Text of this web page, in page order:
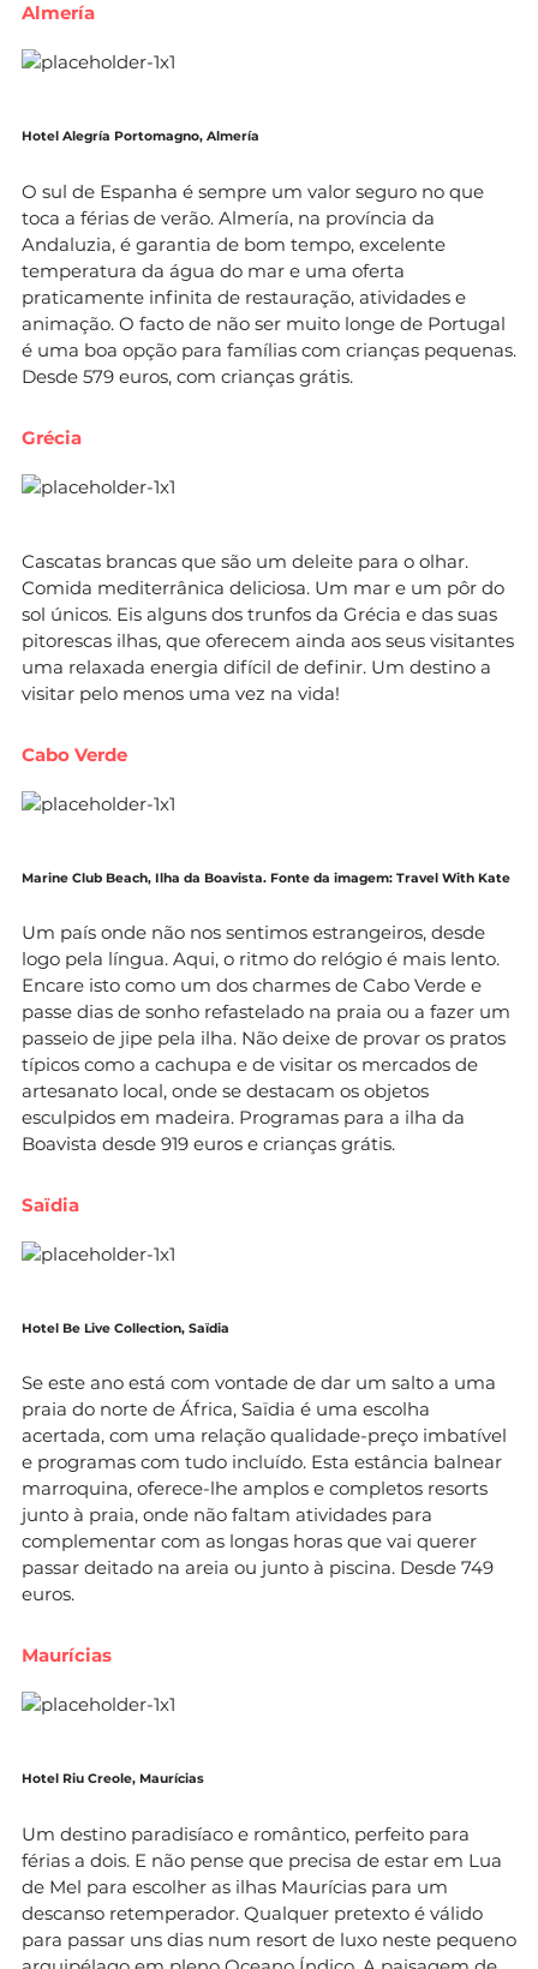
Almería
Hotel Alegría Portomagno, Almería
O sul de Espanha é sempre um valor seguro no que
toca a férias de verão. Almería, na província da
Andaluzia, é garantia de bom tempo, excelente
temperatura da água do mar e uma oferta
praticamente infinita de restauração, atividades e
animação. O facto de não ser muito longe de Portugal
é uma boa opção para famílias com crianças pequenas.
Desde 579 euros, com crianças grátis.
Grécia
Cascatas brancas que são um deleite para o olhar.
Comida mediterrânica deliciosa. Um mar e um pôr do
sol únicos. Eis alguns dos trunfos da Grécia e das suas
pitorescas ilhas, que oferecem ainda aos seus visitantes
uma relaxada energia difícil de definir. Um destino a
visitar pelo menos uma vez na vida!
Cabo Verde
Marine Club Beach, Ilha da Boavista. Fonte da imagem: Travel With Kate
Um país onde não nos sentimos estrangeiros, desde
logo pela língua. Aqui, o ritmo do relógio é mais lento.
Encare isto como um dos charmes de Cabo Verde e
passe dias de sonho refastelado na praia ou a fazer um
passeio de jipe pela ilha. Não deixe de provar os pratos
típicos como a cachupa e de visitar os mercados de
artesanato local, onde se destacam os objetos
esculpidos em madeira. Programas para a ilha da
Boavista desde 919 euros e crianças grátis.
Saïdia
Hotel Be Live Collection, Saïdia
Se este ano está com vontade de dar um salto a uma
praia do norte de África, Saïdia é uma escolha
acertada, com uma relação qualidade-preço imbatível
e programas com tudo incluído. Esta estância balnear
marroquina, oferece-lhe amplos e completos resorts
junto à praia, onde não faltam atividades para
complementar com as longas horas que vai querer
passar deitado na areia ou junto à piscina. Desde 749
euros.
Maurícias
Hotel Riu Creole, Maurícias
Um destino paradisíaco e romântico, perfeito para
férias a dois. E não pense que precisa de estar em Lua
de Mel para escolher as ilhas Maurícias para um
descanso retemperador. Qualquer pretexto é válido
para passar uns dias num resort de luxo neste pequeno